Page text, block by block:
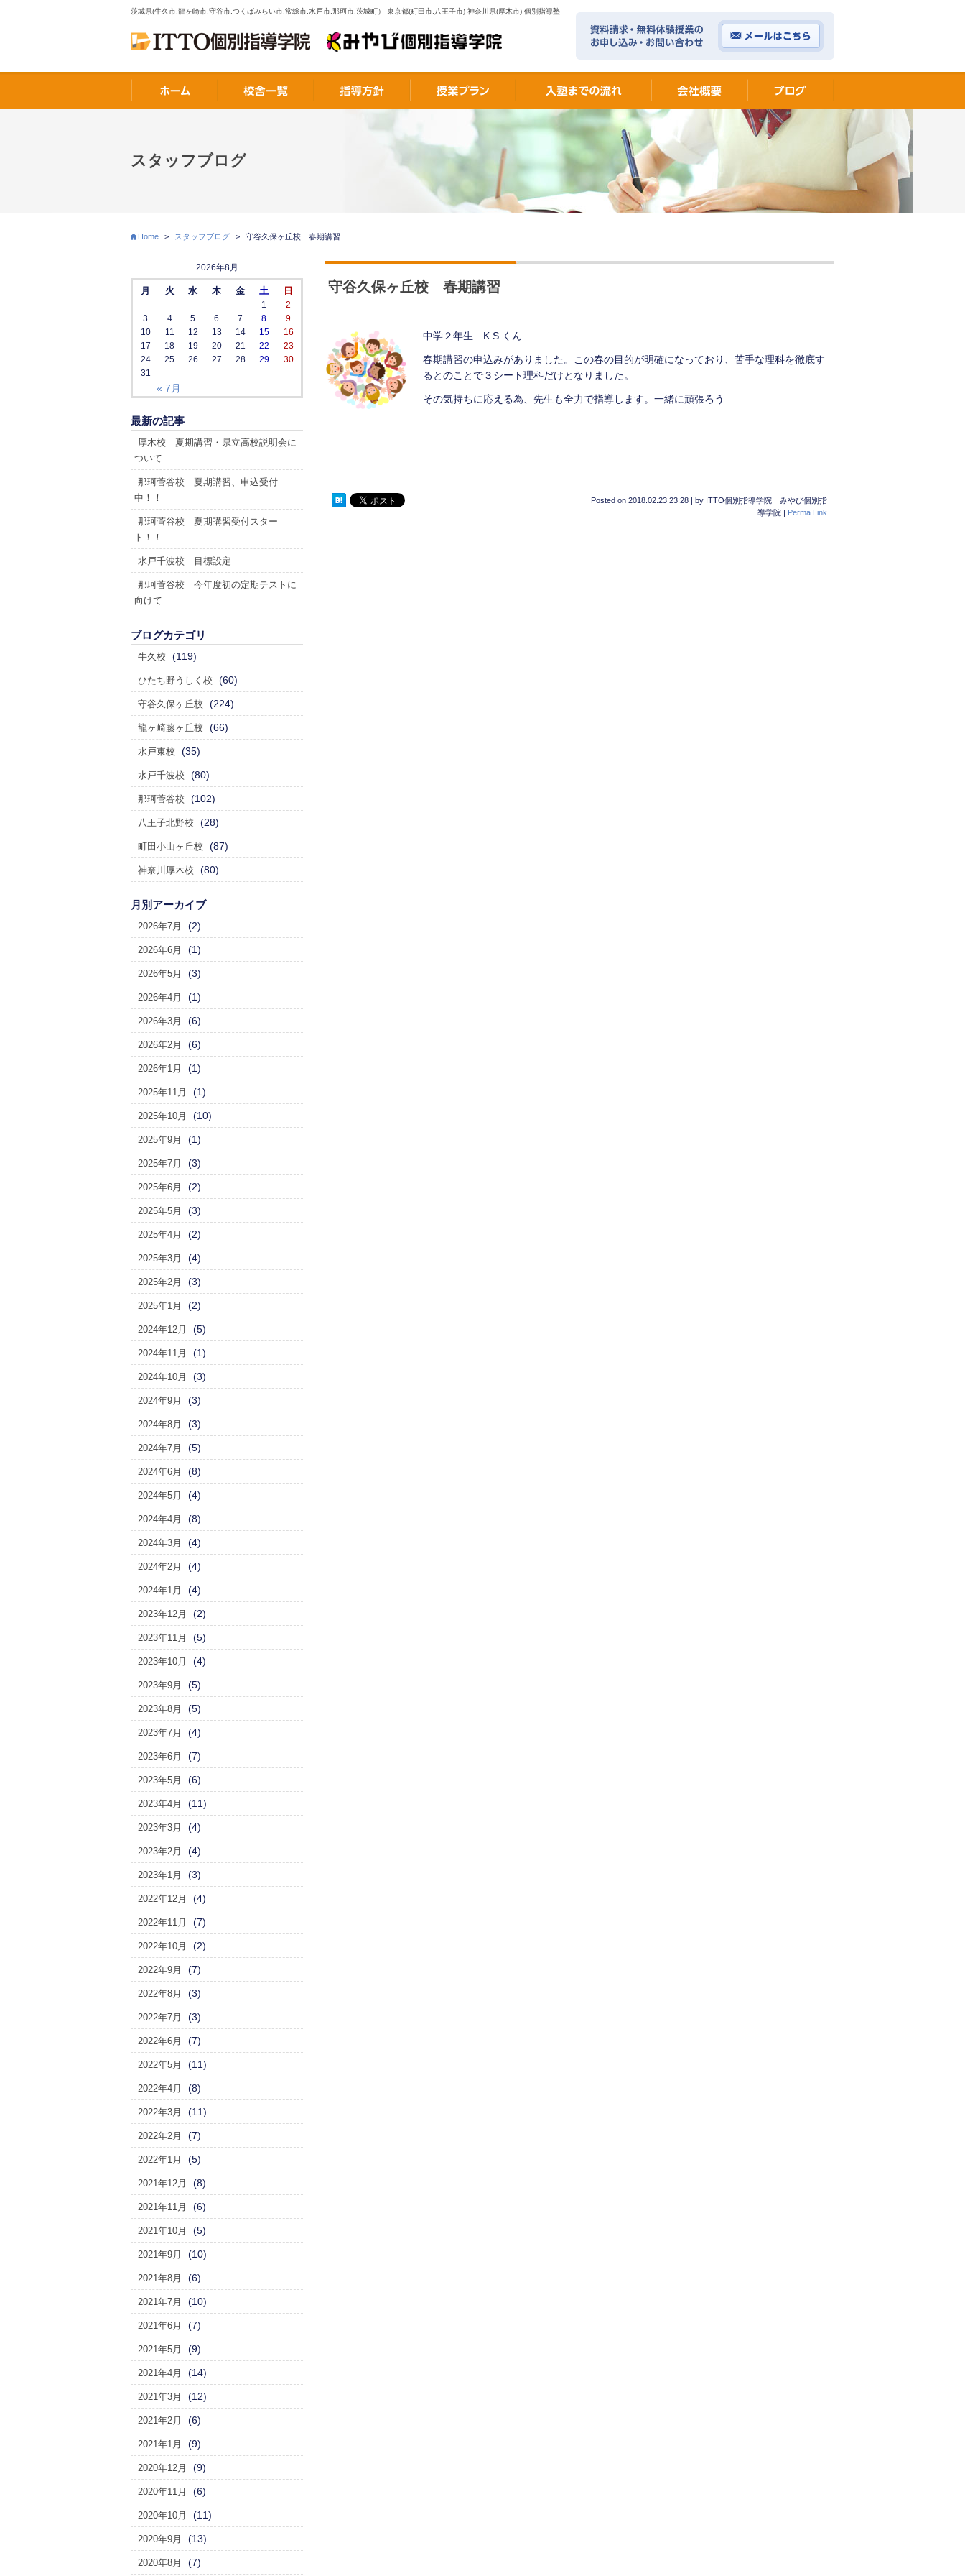
茨城県(牛久市,龍ヶ崎市,守谷市,つくばみらい市,常総市,水戸市,那珂市,茨城町） 東京都(町田市,八王子市) 神奈川県(厚木市) 個別指導塾
スタッフブログ
Home > スタッフブログ > 守谷久保ヶ丘校 春期講習
守谷久保ヶ丘校 春期講習
中学２年生 K.S.くん
春期講習の申込みがありました。この春の目的が明確になっており、苦手な理科を徹底す
るとのことで３シート理科だけとなりました。
その気持ちに応える為、先生も全力で指導します。一緒に頑張ろう
Posted on 2018.02.23 23:28 | by ITTO個別指導学院 みやび個別指
導学院 | Perma Link
2026年8月
月 火 水 木 金 土 日
« 7月
1
2
3
4 5 6 7 8
9
10
11 12 13 14 15
16
17
18 19 20 21 22
23
24
25 26 27 28 29
30
31
最新の記事
厚木校 夏期講習・県立高校説明会に
ついて
那珂菅谷校 夏期講習、申込受付
中！！
那珂菅谷校 夏期講習受付スター
ト！！
水戸千波校 目標設定
那珂菅谷校 今年度初の定期テストに
向けて
ブログカテゴリ
牛久校 (119)
ひたち野うしく校 (60)
守谷久保ヶ丘校 (224)
龍ヶ崎藤ヶ丘校 (66)
水戸東校 (35)
水戸千波校 (80)
那珂菅谷校 (102)
八王子北野校 (28)
町田小山ヶ丘校 (87)
神奈川厚木校 (80)
月別アーカイブ
2026年7月 (2)
2026年6月 (1)
2026年5月 (3)
2026年4月 (1)
2026年3月 (6)
2026年2月 (6)
2026年1月 (1)
2025年11月 (1)
2025年10月 (10)
2025年9月 (1)
2025年7月 (3)
2025年6月 (2)
2025年5月 (3)
2025年4月 (2)
2025年3月 (4)
2025年2月 (3)
2025年1月 (2)
2024年12月 (5)
2024年11月 (1)
2024年10月 (3)
2024年9月 (3)
2024年8月 (3)
2024年7月 (5)
2024年6月 (8)
2024年5月 (4)
2024年4月 (8)
2024年3月 (4)
2024年2月 (4)
2024年1月 (4)
2023年12月 (2)
2023年11月 (5)
2023年10月 (4)
2023年9月 (5)
2023年8月 (5)
2023年7月 (4)
2023年6月 (7)
2023年5月 (6)
2023年4月 (11)
2023年3月 (4)
2023年2月 (4)
2023年1月 (3)
2022年12月 (4)
2022年11月 (7)
2022年10月 (2)
2022年9月 (7)
2022年8月 (3)
2022年7月 (3)
2022年6月 (7)
2022年5月 (11)
2022年4月 (8)
2022年3月 (11)
2022年2月 (7)
2022年1月 (5)
2021年12月 (8)
2021年11月 (6)
2021年10月 (5)
2021年9月 (10)
2021年8月 (6)
2021年7月 (10)
2021年6月 (7)
2021年5月 (9)
2021年4月 (14)
2021年3月 (12)
2021年2月 (6)
2021年1月 (9)
2020年12月 (9)
2020年11月 (6)
2020年10月 (11)
2020年9月 (13)
2020年8月 (7)